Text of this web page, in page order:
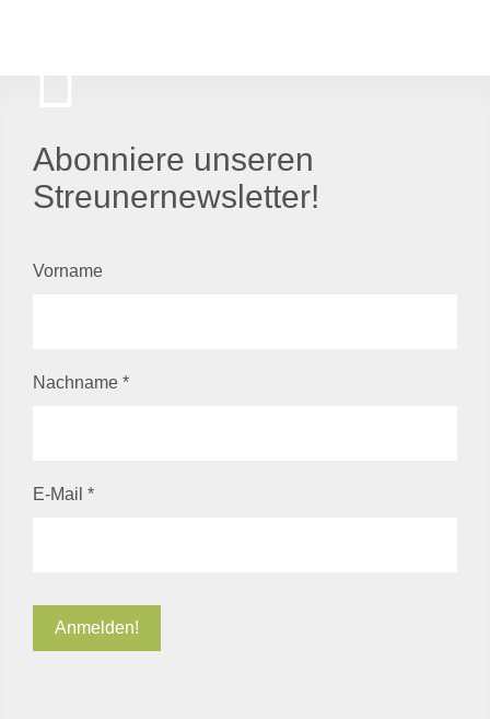
Abonniere unseren
Streunernewsletter!
Vorname
Nachname *
E-Mail *